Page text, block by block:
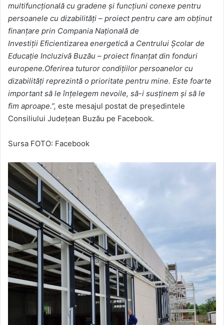
multifuncțională cu gradene și funcțiuni conexe pentru
persoanele cu dizabilități – proiect pentru care am obținut
finanțare prin Compania Națională de
Investiții Eficientizarea energetică a Centrului Școlar de
Educație Incluzivă Buzău – proiect finanțat din fonduri
europene.Oferirea tuturor condițiilor persoanelor cu
dizabilități reprezintă o prioritate pentru mine. Este foarte
important să le înțelegem nevoile, să-i susținem și să le
fim aproape.”, este mesajul postat de președintele
Consiliului Județean Buzău pe Facebook.
Sursa FOTO: Facebook